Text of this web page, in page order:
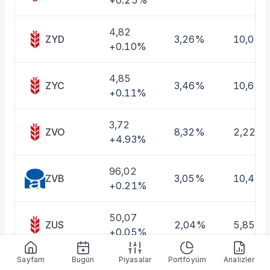
ZYD
4,82
+0.10%
3,26% 10,01%
ZYC
4,85
+0.11%
3,46% 10,63%
ZVO
3,72
+4.93%
8,32% 2,22%
ZVB
96,02
+0.21%
3,05% 10,46%
ZUS
50,07
+0.05%
2,04% 5,85%
5,08
Sayfam Bugün Piyasalar Portföyüm Analizler